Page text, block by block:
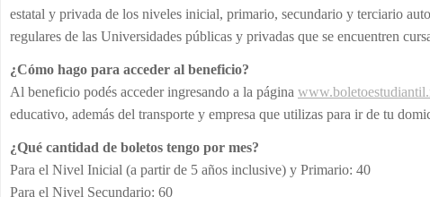
estatal y privada de los niveles inicial, primario, secundario y terciario
regulares de las Universidades públicas y privadas que se encuentren
¿Cómo hago para acceder al beneficio?
Al beneficio podés acceder ingresando a la página
educativo, además del transporte y empresa que utilizas para ir de tu
¿Qué cantidad de boletos tengo por mes?
Para el Nivel Inicial (a partir de 5 años inclusive) y Primario: 40
Para el Nivel Secundario: 60